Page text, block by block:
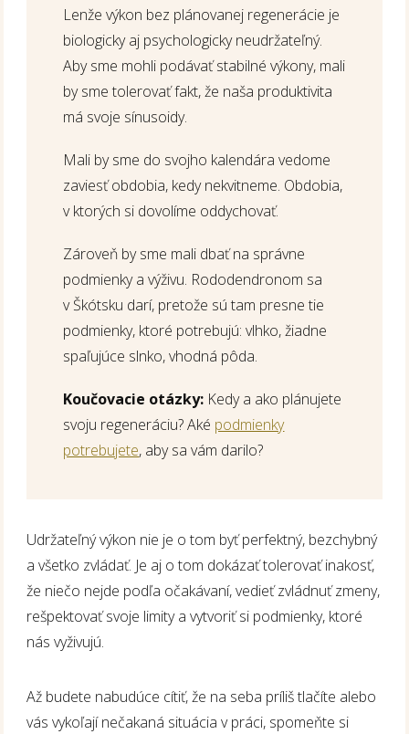
Lenže výkon bez plánovanej regenerácie je
biologicky aj psychologicky neudržateľný.
Aby sme mohli podávať stabilné výkony, mali
by sme tolerovať fakt, že naša produktivita
má svoje sínusoidy.
Mali by sme do svojho kalendára vedome
zaviesť obdobia, kedy nekvitneme. Obdobia,
v ktorých si dovolíme oddychovať.
Zároveň by sme mali dbať na správne
podmienky a výživu. Rododendronom sa
v Škótsku darí, pretože sú tam presne tie
podmienky, ktoré potrebujú: vlhko, žiadne
spaľujúce slnko, vhodná pôda.
Koučovacie otázky: Kedy a ako plánujete
svoju regeneráciu? Aké podmienky
potrebujete, aby sa vám darilo?
Udržateľný výkon nie je o tom byť perfektný, bezchybný
a všetko zvládať. Je aj o tom dokázať tolerovať inakosť,
že niečo nejde podľa očakávaní, vedieť zvládnuť zmeny,
rešpektovať svoje limity a vytvoriť si podmienky, ktoré
nás vyživujú.
Až budete nabudúce cítiť, že na seba príliš tlačíte alebo
vás vykoľají nečakaná situácia v práci, spomeňte si